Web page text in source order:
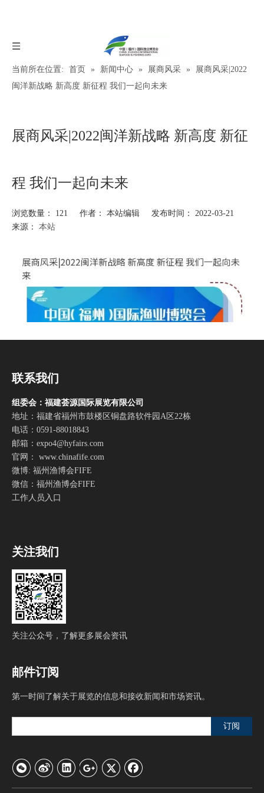
当前所在位置: 首页 » 新闻中心 » 展商风采 »
展商风采|2022
闽洋新战略 新高度 新征程 我们一起向未来
展商风采|2022闽洋新战略 新高度 新征
程 我们一起向未来
浏览数量： 121 作者： 本站编辑 发布时间： 2022-03-21
来源： 本站
联系我们
组委会：福建荟源国际展览有限公司
地址：福建省福州市鼓楼区铜盘路软件园A区22栋
电话：0591-88018843
邮箱： expo4@hyfairs.com
官网： www.chinafife.com
微博: 福州渔博会FIFE
微信：福州渔博会FIFE
工作人员入口
关注我们
关注公众号，了解更多展会资讯
邮件订阅
第一时间了解关于展览的信息和接收新闻和市场资讯。
订阅